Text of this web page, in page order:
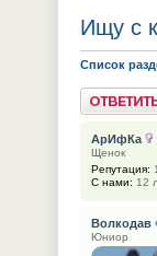
Ищу с
Список
Ответить
АрИфКа
Щенок
Репутация:
С нами: 12
Волкодав
Юниор